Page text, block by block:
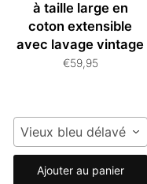
à taille large en
coton extensible
avec lavage vintage
€59,95
Vieux bleu délavé / S
Ajouter au panier